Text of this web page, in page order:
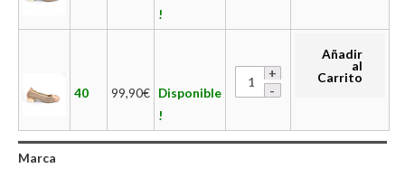
!
40 99,90€ Disponible
!
Añadir
al
Carrito
Marca